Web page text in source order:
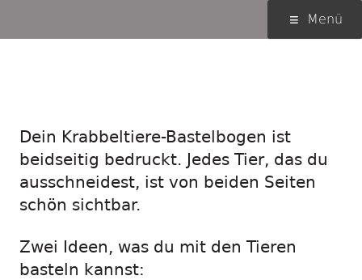
Menü
Menü
Dein Krabbeltiere-Bastelbogen ist
beidseitig bedruckt. Jedes Tier, das du
ausschneidest, ist von beiden Seiten
schön sichtbar.
Zwei Ideen, was du mit den Tieren
basteln kannst: